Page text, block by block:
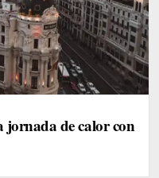
de calor con